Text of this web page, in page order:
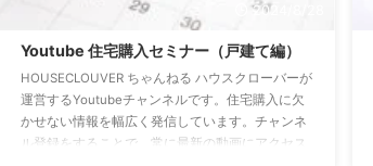
2024/8/28
Youtube 住宅購入セミナー（戸建て編）
HOUSECLOUVER ちゃんねる ハウスクローバーが
運営するYoutubeチャンネルです。住宅購入に欠
かせない情報を幅広く発信しています。チャンネ
ル登録をすることで、常に最新の動画にアクセス